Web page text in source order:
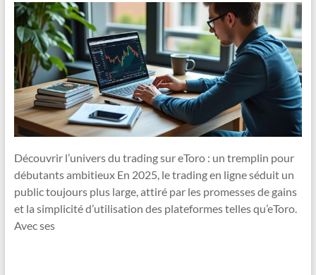
Découvrir l’univers du trading sur eToro : un tremplin pour
débutants ambitieux En 2025, le trading en ligne séduit un
public toujours plus large, attiré par les promesses de gains
et la simplicité d’utilisation des plateformes telles qu’eToro.
Avec ses